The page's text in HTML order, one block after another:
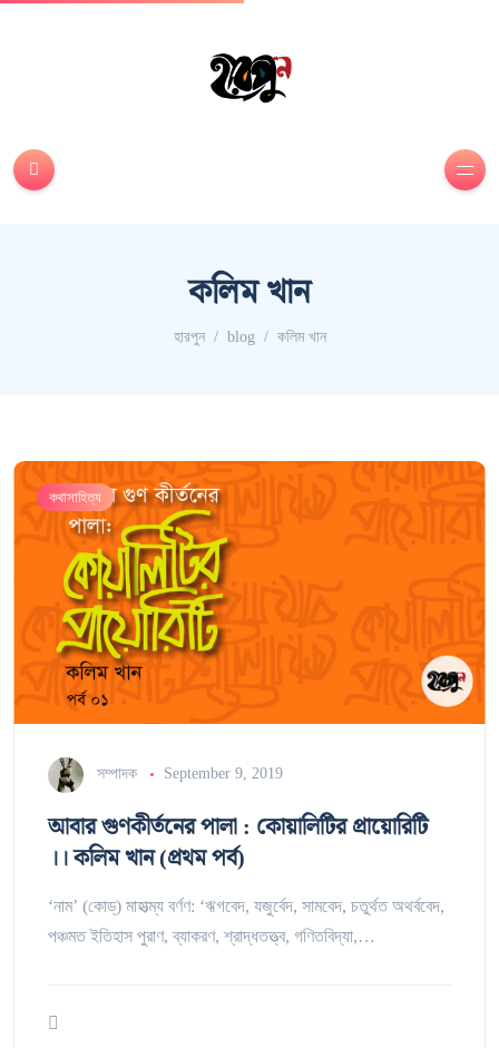
কলিম খান
হারপুন blog কলিম খান
কথাসাহিত্য
সম্পাদক September 9, 2019
আবার গুণকীর্তনের পালা : কোয়ালিটির প্রায়োরিটি
।। কলিম খান (প্রথম পর্ব)
‘নাম’ (কোড্) মাহাত্ম্য বর্ণণ: ‘ঋগবেদ, যজুর্বেদ, সামবেদ, চতুর্থত অথর্ববেদ,
পঞ্চমত ইতিহাস পুরাণ, ব্যাকরণ, শ্রাদ্ধতত্ত্ব, গণিতবিদ্যা,…